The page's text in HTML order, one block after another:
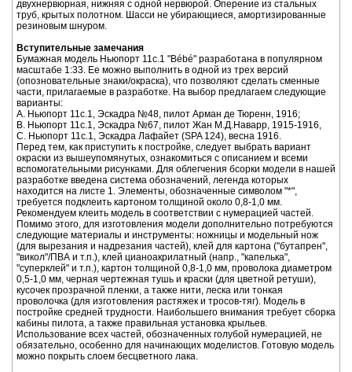
двухнервюрная, нижняя с одной нервюрой. Оперение из стальных
труб, крытых полотном. Шасси не убирающиеся, амортизированные
резиновым шнуром.
Вступительные замечания
Бумажная модель Ньюпорт 11с.1 "Bébé" разработана в популярном
масштабе 1:33. Ее можно выполнить в одной из трех версий
(опозновательные знаки/окраска), что позволяют сделать сменные
части, прилагаемые в разработке. На выбор предлагаем следующие
варианты:
А. Ньюпорт 11с.1, Эскадра №48, пилот Арман де Тюренн, 1916;
В. Ньюпорт 11с.1, Эскадра №67, пилот Жан М.Д.Наварр, 1915-1916,
С. Ньюпорт 11с.1, Эскадра Лафайет (SPA 124), весна 1916.
Перед тем, как приступить к постройке, следует выбрать вариант
окраски из вышеупомянутых, ознакомиться с описанием и всеми
вспомогательными рисунками. Для облегчения бсорки модели в нашей
разработке введена система обозначений, легенда которых
находится на листе 1. Элементы, обозначенные символом "*",
требуется подклеить картоном толщиной около 0,8-1,0 мм.
Рекомендуем клеить модель в соответствии с нумерацией частей.
Помимо этого, для изготовления модели дополнительно потребуются
следующие материалы и инструменты: ножницы и модельный нож
(для вырезания и надрезания частей), клей для картона ("бутапрен",
"викол"/ПВА и т.п.), клей цианоакрилатный (напр., "капелька",
"суперклей" и т.п.), картон толщиной 0,8-1,0 мм, проволока диаметром
0,5-1,0 мм, черная чертежная тушь и краски (для цветной ретуши),
кусочек прозрачной пленки, а также нити, леска или тонкая
проволочка (для изготовления растяжек и тросов-тяг). Модель в
постройке средней трудности. Наибольшего внимания требует сборка
кабины пилота, а также правильная установка крыльев.
Использование всех частей, обозначенных голубой нумерацией, не
обязательно, особенно для начинающих моделистов. Готовую модель
можно покрыть слоем бесцветного лака.